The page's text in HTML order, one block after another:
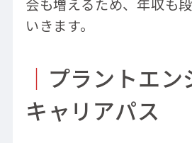
会も増えるため、年収も
いきます。
｜ プラントエン
キャリアパス